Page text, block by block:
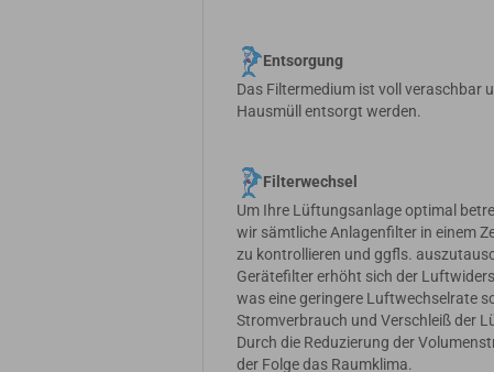
Entsorgung
Das Filtermedium ist voll veraschbar
Hausmüll entsorgt werden.
Filterwechsel
Um Ihre Lüftungsanlage optimal
wir sämtliche Anlagenfilter in einem
zu kontrollieren und ggfls.
Gerätefilter erhöht sich der
was eine geringere Luftwechselrate
Stromverbrauch und Verschleiß der
Durch die Reduzierung der
der Folge das Raumklima.